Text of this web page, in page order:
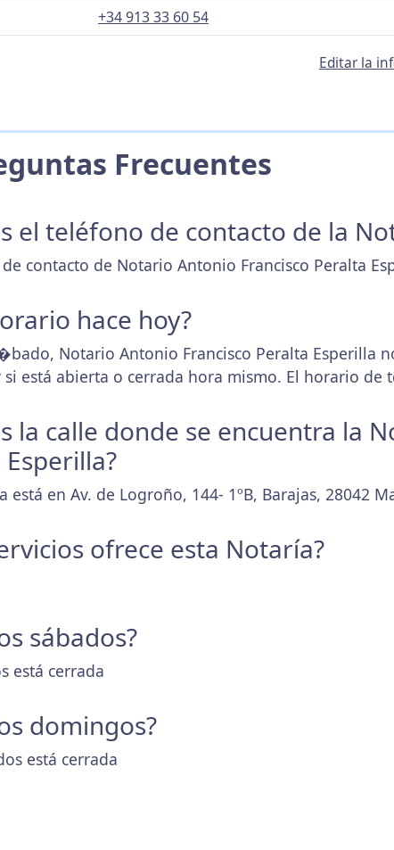
+34 913 33 60 54
Editar la
Frecuentes
el teléfono de contacto de la
contacto de Notario Antonio Francisco Peralta
hace hoy?
Notario Antonio Francisco Peralta Esperilla
está abierta o cerrada hora mismo. El horario de
la calle donde se encuentra la
está en Av. de Logroño, 144- 1ºB, Barajas, 28042
ofrece esta Notaría?
sábados?
está cerrada
domingos?
está cerrada